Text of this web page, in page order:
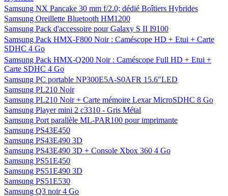
Samsung NX Pancake 30 mm f/2.0; dédié Boîtiers Hybrides
Samsung Oreillette Bluetooth HM1200
Samsung Pack d'accessoire pour Galaxy S II I9100
Samsung Pack HMX-F800 Noir : Caméscope HD + Etui + Carte
SDHC 4 Go
Samsung Pack HMX-Q200 Noir : Caméscope Full HD + Etui +
Carte SDHC 4 Go
Samsung PC portable NP300E5A-S0AFR 15.6"LED
Samsung PL210 Noir
Samsung PL210 Noir + Carte mémoire Lexar MicroSDHC 8 Go
Samsung Player mini 2 c3310 - Gris Métal
Samsung Port parallèle ML-PAR100 pour imprimante
Samsung PS43E450
Samsung PS43E490 3D
Samsung PS43E490 3D + Console Xbox 360 4 Go
Samsung PS51E450
Samsung PS51E490 3D
Samsung PS51E530
Samsung Q3 noir 4 Go